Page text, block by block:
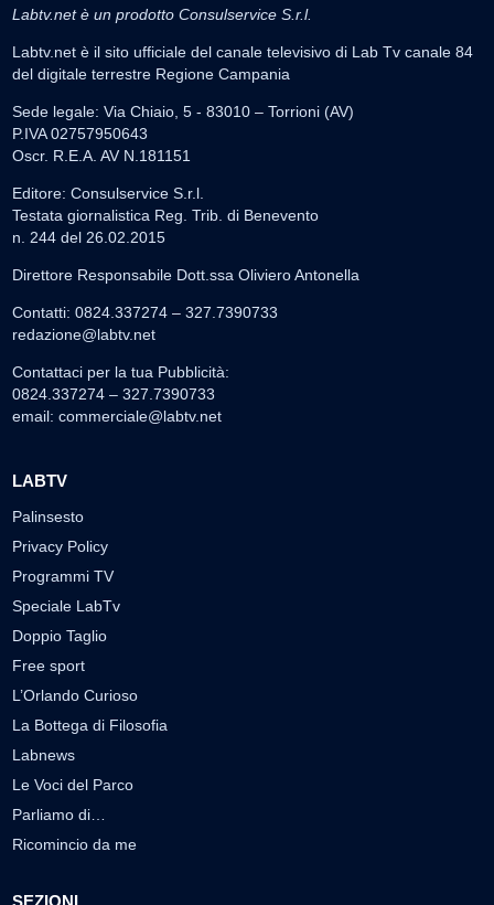
Labtv.net è un prodotto Consulservice S.r.l.
Labtv.net è il sito ufficiale del canale televisivo di Lab Tv canale 84
del digitale terrestre Regione Campania
Sede legale: Via Chiaio, 5 - 83010 – Torrioni (AV)
P.IVA 02757950643
Oscr. R.E.A. AV N.181151
Editore: Consulservice S.r.l.
Testata giornalistica Reg. Trib. di Benevento
n. 244 del 26.02.2015
Direttore Responsabile Dott.ssa Oliviero Antonella
Contatti: 0824.337274 – 327.7390733
redazione@labtv.net
Contattaci per la tua Pubblicità:
0824.337274 – 327.7390733
email: commerciale@labtv.net
LABTV
Palinsesto
Privacy Policy
Programmi TV
Speciale LabTv
Doppio Taglio
Free sport
L’Orlando Curioso
La Bottega di Filosofia
Labnews
Le Voci del Parco
Parliamo di…
Ricomincio da me
SEZIONI